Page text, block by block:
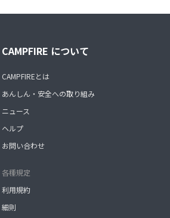
CAMPFIRE について
CAMPFIREとは
あんしん・安全への取り組み
ニュース
ヘルプ
お問い合わせ
各種規定
利用規約
細則